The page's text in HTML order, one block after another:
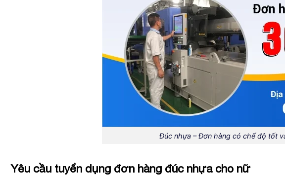
Đúc nhựa – Đơn hàng có chế độ tốt
Yêu cầu tuyển dụng đơn hàng đúc nhựa cho nữ